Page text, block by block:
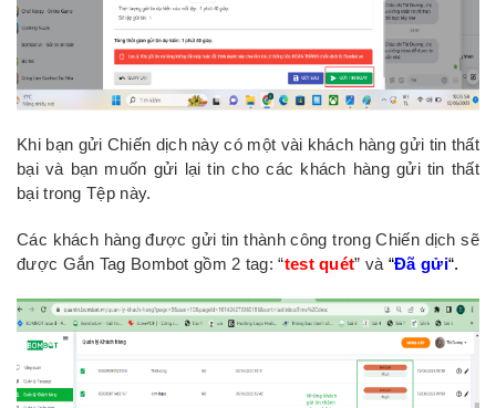
Khi bạn gửi Chiến dịch này có một vài khách hàng gửi tin thất
bại và bạn muốn gửi lại tin cho các khách hàng gửi tin thất
bại trong Tệp này.
Các khách hàng được gửi tin thành công trong Chiến dịch sẽ
được Gắn Tag Bombot gồm 2 tag: “test quét” và “Đã gửi“.